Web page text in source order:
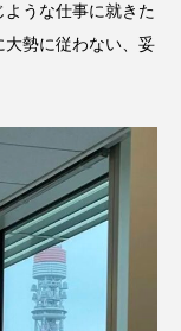
うな仕事に就きた
勢に従わない、妥